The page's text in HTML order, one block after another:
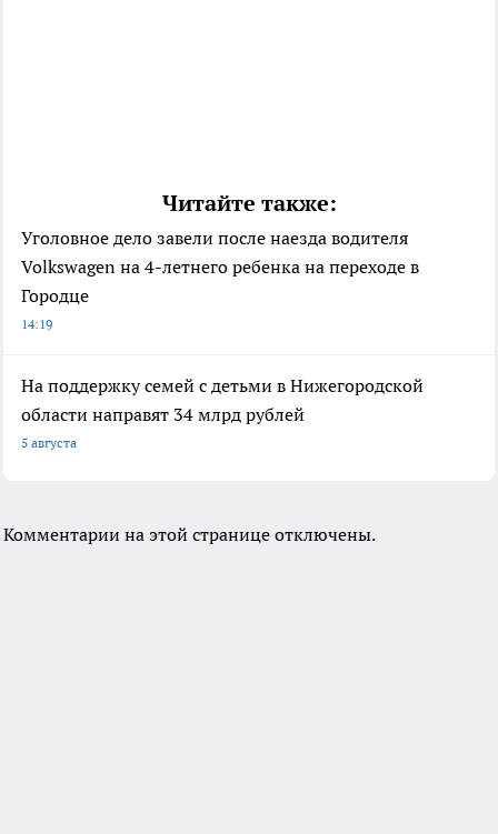
Читайте также:
Уголовное дело завели после наезда водителя
Volkswagen на 4-летнего ребенка на переходе в
Городце
14:19
На поддержку семей с детьми в Нижегородской
области направят 34 млрд рублей
5 августа
Комментарии на этой странице отключены.